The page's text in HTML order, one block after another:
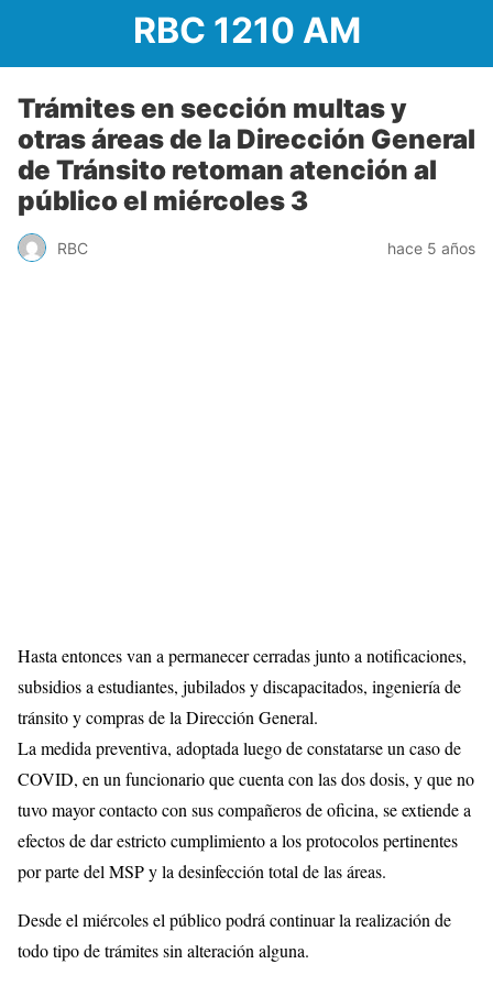
RBC 1210 AM
Trámites en sección multas y
otras áreas de la Dirección General
de Tránsito retoman atención al
público el miércoles 3
RBC hace 5 años
Hasta entonces van a permanecer cerradas junto a notificaciones,
subsidios a estudiantes, jubilados y discapacitados, ingeniería de
tránsito y compras de la Dirección General.
La medida preventiva, adoptada luego de constatarse un caso de
COVID, en un funcionario que cuenta con las dos dosis, y que no
tuvo mayor contacto con sus compañeros de oficina, se extiende a
efectos de dar estricto cumplimiento a los protocolos pertinentes
por parte del MSP y la desinfección total de las áreas.
Desde el miércoles el público podrá continuar la realización de
todo tipo de trámites sin alteración alguna.